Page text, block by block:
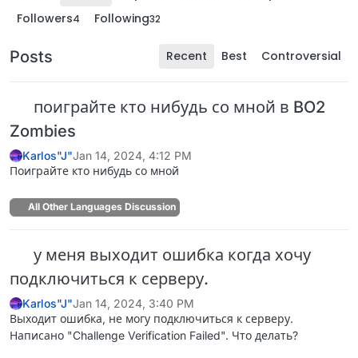
Followers4 Following32
Posts Recent Best Controversial
поиграйте кто нибудь со мной в BO2
Zombies
Karlos"J"Jan 14, 2024, 4:12 PM
Поиграйте кто нибудь со мной
All Other Languages Discussion
у меня выходит ошибка когда хочу
подключиться к серверу.
Karlos"J"Jan 14, 2024, 3:40 PM
Выходит ошибка, не могу подключиться к серверу.
Написано "Challenge Verification Failed". Что делать?